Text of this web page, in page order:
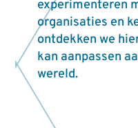
experimenteren
organisaties en
ontdekken we
kan aanpassen
wereld.